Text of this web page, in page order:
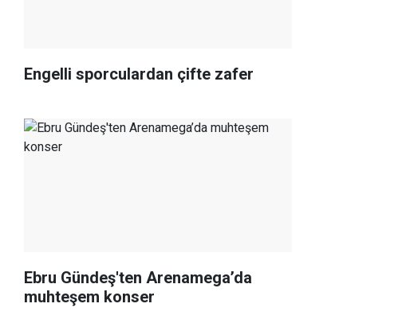
Engelli sporculardan çifte zafer
Ebru Gündeş'ten Arenamega’da
muhteşem konser